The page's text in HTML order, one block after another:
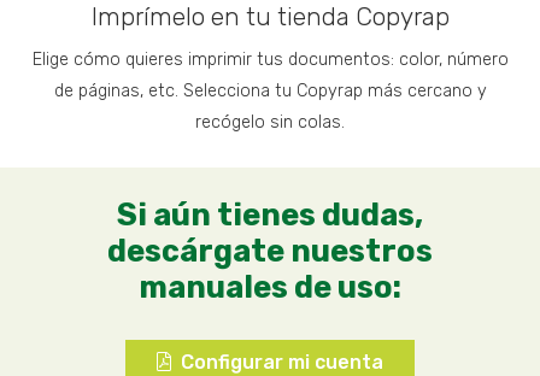
Imprímelo en tu tienda Copyrap
Elige cómo quieres imprimir tus documentos: color, número
de páginas, etc. Selecciona tu Copyrap más cercano y
recógelo sin colas.
Si aún tienes dudas,
descárgate nuestros
manuales de uso:
Configurar mi cuenta